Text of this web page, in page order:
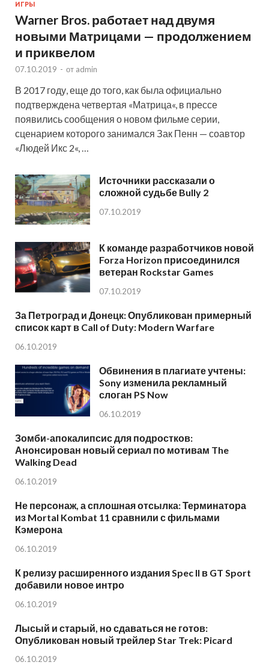
ИГРЫ
Warner Bros. работает над двумя
новыми Матрицами — продолжением
и приквелом
07.10.2019 - от admin
В 2017 году, еще до того, как была официально
подтверждена четвертая «Матрица«, в прессе
появились сообщения о новом фильме серии,
сценарием которого занимался Зак Пенн — соавтор
«Людей Икс 2«, …
Источники рассказали о
сложной судьбе Bully 2
07.10.2019
К команде разработчиков новой
Forza Horizon присоединился
ветеран Rockstar Games
07.10.2019
За Петроград и Донецк: Опубликован примерный
список карт в Call of Duty: Modern Warfare
06.10.2019
Обвинения в плагиате учтены:
Sony изменила рекламный
слоган PS Now
06.10.2019
Зомби-апокалипсис для подростков:
Анонсирован новый сериал по мотивам The
Walking Dead
06.10.2019
Не персонаж, а сплошная отсылка: Терминатора
из Mortal Kombat 11 сравнили с фильмами
Кэмерона
06.10.2019
К релизу расширенного издания Spec II в GT Sport
добавили новое интро
06.10.2019
Лысый и старый, но сдаваться не готов:
Опубликован новый трейлер Star Trek: Picard
06.10.2019